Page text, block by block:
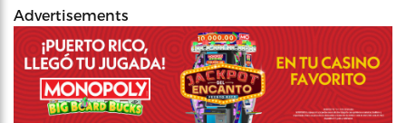
Advertisements